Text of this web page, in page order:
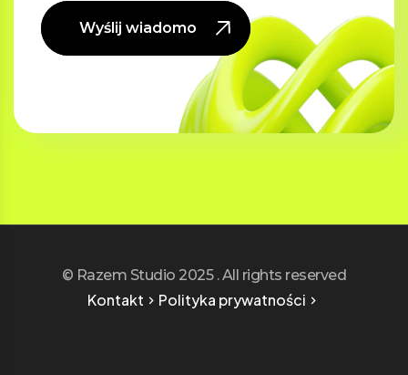
Wyślij wiadomość
© Razem Studio 2025 . All rights reserved
Kontakt Polityka prywatności